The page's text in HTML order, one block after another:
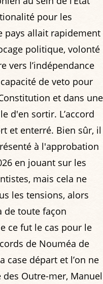
pour les
pays allait rapidement
politique, volonté
vers l’indépendance
de veto pour
et dans une
d'en sortir. L’accord
et enterré. Bien sûr, il
à l'approbation
en jouant sur les
mais cela ne
les tensions, alors
de toute façon
ce fut le cas pour le
de Nouméa de
case départ et l’on ne
Outre-mer, Manuel